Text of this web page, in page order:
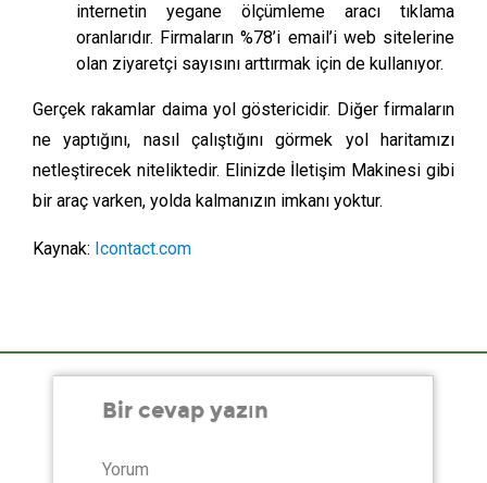
internetin yegane ölçümleme aracı tıklama
oranlarıdır. Firmaların %78’i email’i web sitelerine
olan ziyaretçi sayısını arttırmak için de kullanıyor.
Gerçek rakamlar daima yol göstericidir. Diğer firmaların
ne yaptığını, nasıl çalıştığını görmek yol haritamızı
netleştirecek niteliktedir. Elinizde İletişim Makinesi gibi
bir araç varken, yolda kalmanızın imkanı yoktur.
Kaynak: Icontact.com
Bir cevap yazın
Yorum